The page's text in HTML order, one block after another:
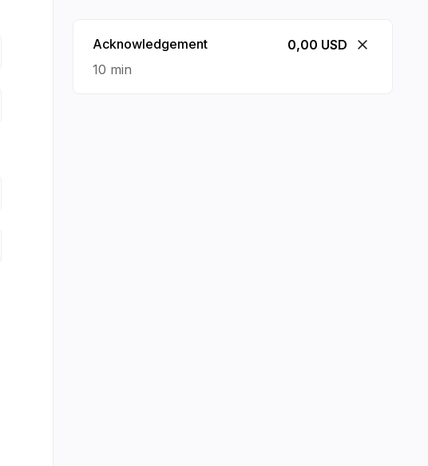
Acknowledgement
0,00 USD
10 min